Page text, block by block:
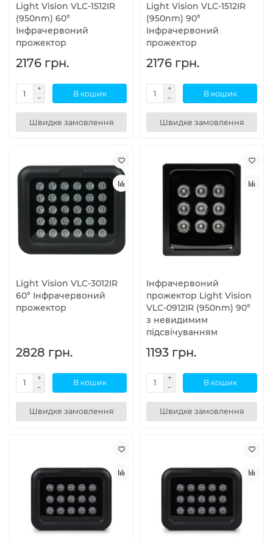
Light Vision VLC-1512IR
(950nm) 60°
Інфрачервоний
прожектор
2176 грн.
В кошик
Швидке замовлення
Light Vision VLC-1512IR
(950nm) 90°
Інфрачервоний
прожектор
2176 грн.
В кошик
Швидке замовлення
Light Vision VLC-3012IR
60° Інфрачервоний
прожектор
2828 грн.
В кошик
Швидке замовлення
Інфрачервоний
прожектор Light Vision
VLC-0912IR (950nm) 90°
з невидимим
підсвічуванням
1193 грн.
В кошик
Швидке замовлення